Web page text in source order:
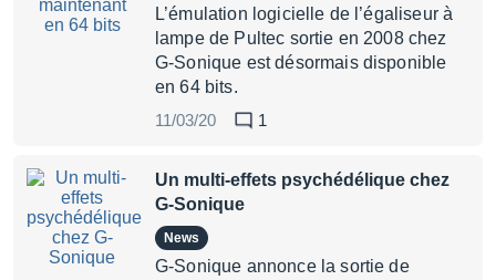
L’émulation logicielle de l’égaliseur à
lampe de Pultec sortie en 2008 chez
G-Sonique est désormais disponible
en 64 bits.
11/03/20
1
Un multi-effets psychédélique chez
G-Sonique
News
G-Sonique annonce la sortie de